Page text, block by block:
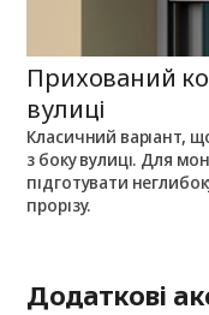
Прихований
вулиці
Класичний варіант,
з боку вулиці. Для
підготувати
прорізу.
Додаткові